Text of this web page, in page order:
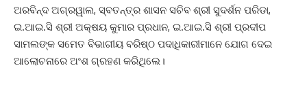
ଅରବିନ୍ଦ ଅଗ୍ରୱାଲ, ସ୍ବତନ୍ତ୍ର ଶାସନ ସଚିବ ଶ୍ରୀ ସୁଦର୍ଶନ ପରିଡା,
ଇ.ଆଇ.ସି ଶ୍ରୀ ଅକ୍ଷୟ କୁମାର ପ୍ରଧାନ, ଇ.ଆଇ.ସି ଶ୍ରୀ ପ୍ରଦୀପ
ସାମଲଙ୍କ ସମେତ ବିଭାଗୀୟ ବରିଷ୍ଠ ପଦାଧିକାରୀମାନେ ଯୋଗ ଦେଇ
ଆଲୋଚନାରେ ଅଂଶ ଗ୍ରହଣ କରିଥିଲେ।